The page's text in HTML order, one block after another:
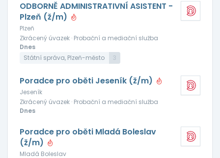
ODBORNĚ ADMINISTRATIVNÍ ASISTENT -
Plzeň (ž/m)
Plzeň
Zkrácený úvazek · Probační a mediační služba
Dnes
Státní správa, Plzeň-město
3
Poradce pro oběti Jeseník (ž/m)
Jeseník
Zkrácený úvazek · Probační a mediační služba
Dnes
Poradce pro oběti Mladá Boleslav
(ž/m)
Mladá Boleslav